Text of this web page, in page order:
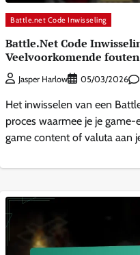
Battle.net Code Inwisseling
Battle.Net Code
Veelvoorkomende
Jasper Harlow 05/03/2026
Het inwisselen van een
proces waarmee je je
game content of valuta aan